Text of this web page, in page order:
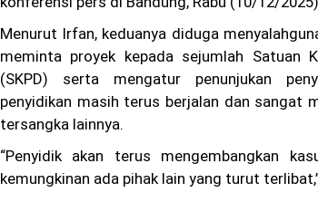
Menurut Irfan, keduanya diduga
meminta proyek kepada sejumlah Satuan
(SKPD) serta mengatur penunjukan
penyidikan masih terus berjalan dan sangat
tersangka lainnya.
“Penyidik akan terus mengembangkan
kemungkinan ada pihak lain yang turut